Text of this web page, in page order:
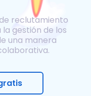
reclutamiento
gestión de los
una manera